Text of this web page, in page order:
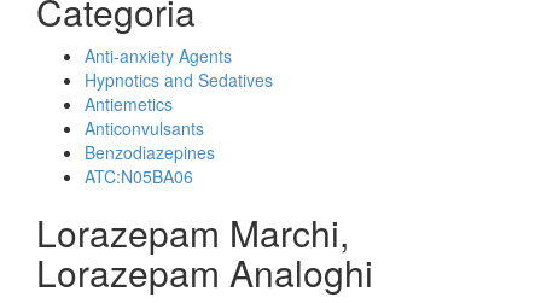
Categoria
Anti-anxiety Agents
Hypnotics and Sedatives
Antiemetics
Anticonvulsants
Benzodiazepines
ATC:N05BA06
Lorazepam Marchi,
Lorazepam Analoghi